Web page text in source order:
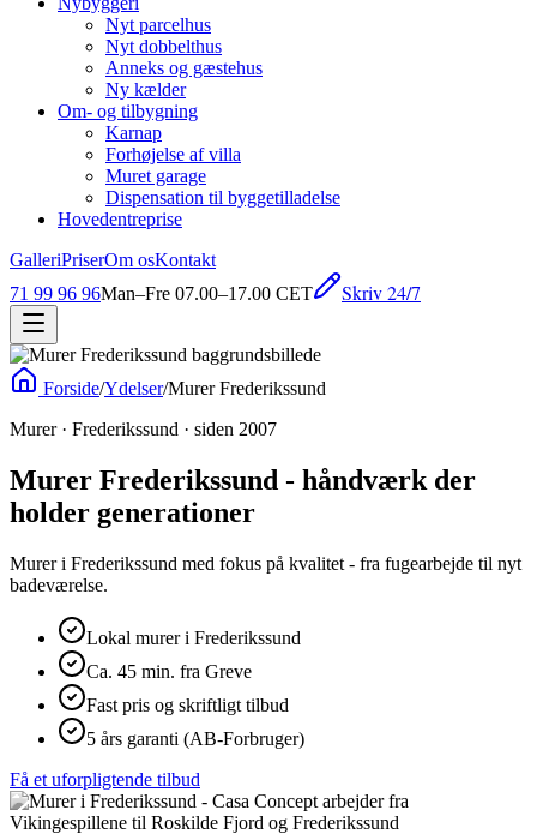
Nyt parcelhus
Nyt dobbelthus
Anneks og gæstehus
Ny kælder
Om- og tilbygning
Karnap
Forhøjelse af villa
Muret garage
Dispensation til byggetilladelse
Hovedentreprise
GalleriPriserOm osKontakt
71 99 96 96Man–Fre 07.00–17.00 CET Skriv 24/7
Forside/Ydelser/Murer Frederikssund
Murer · Frederikssund · siden 2007
Murer Frederikssund - håndværk der
holder generationer
Murer i Frederikssund med fokus på kvalitet - fra fugearbejde til nyt
badeværelse.
Lokal murer i Frederikssund
Ca. 45 min. fra Greve
Fast pris og skriftligt tilbud
5 års garanti (AB-Forbruger)
Få et uforpligtende tilbud